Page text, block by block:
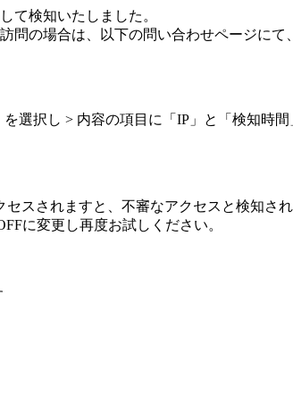
て検知いたしました。
問の場合は、以下の問い合わせページにて
選択し > 内容の項目に「IP」と「検知時
スされますと、不審なアクセスと検知され
に変更し再度お試しください。